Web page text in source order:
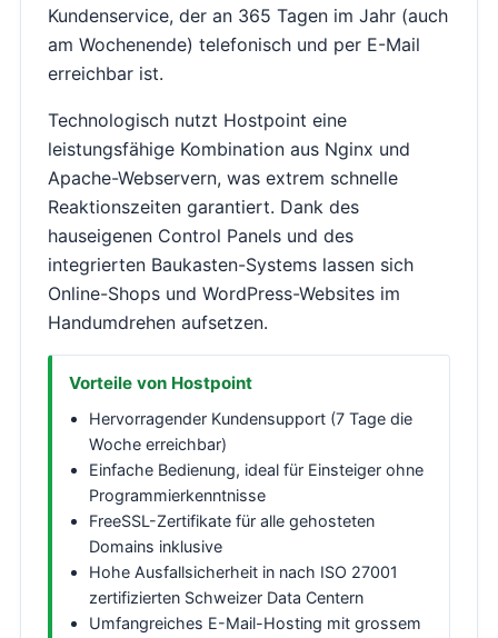
Kundenservice, der an 365 Tagen im Jahr (auch
am Wochenende) telefonisch und per E-Mail
erreichbar ist.
Technologisch nutzt Hostpoint eine
leistungsfähige Kombination aus Nginx und
Apache-Webservern, was extrem schnelle
Reaktionszeiten garantiert. Dank des
hauseigenen Control Panels und des
integrierten Baukasten-Systems lassen sich
Online-Shops und WordPress-Websites im
Handumdrehen aufsetzen.
Vorteile von Hostpoint
Hervorragender Kundensupport (7 Tage die
Woche erreichbar)
Einfache Bedienung, ideal für Einsteiger ohne
Programmierkenntnisse
FreeSSL-Zertifikate für alle gehosteten
Domains inklusive
Hohe Ausfallsicherheit in nach ISO 27001
zertifizierten Schweizer Data Centern
Umfangreiches E-Mail-Hosting mit grossem